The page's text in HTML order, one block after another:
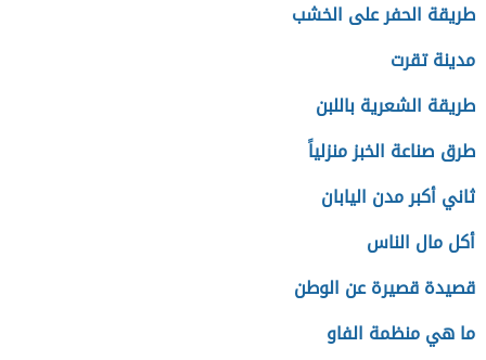
طريقة الحفر على الخشب
مدينة تقرت
طريقة الشعرية باللبن
طرق صناعة الخبز منزلياً
ثاني أكبر مدن اليابان
أكل مال الناس
قصيدة قصيرة عن الوطن
ما هي منظمة الفاو